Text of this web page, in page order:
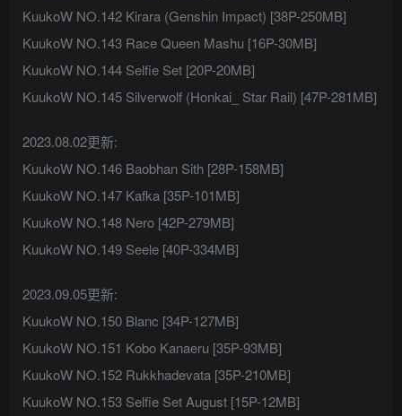
KuukoW NO.142 Kirara (Genshin Impact) [38P-250MB]
KuukoW NO.143 Race Queen Mashu [16P-30MB]
KuukoW NO.144 Selfie Set [20P-20MB]
KuukoW NO.145 Silverwolf (Honkai_ Star Rail) [47P-281MB]
2023.08.02更新:
KuukoW NO.146 Baobhan Sith [28P-158MB]
KuukoW NO.147 Kafka [35P-101MB]
KuukoW NO.148 Nero [42P-279MB]
KuukoW NO.149 Seele [40P-334MB]
2023.09.05更新:
KuukoW NO.150 Blanc [34P-127MB]
KuukoW NO.151 Kobo Kanaeru [35P-93MB]
KuukoW NO.152 Rukkhadevata [35P-210MB]
KuukoW NO.153 Selfie Set August [15P-12MB]